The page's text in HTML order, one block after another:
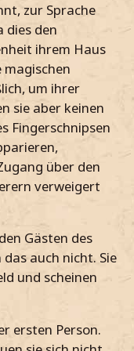
zur Sprache
dies den
ihrem Haus
um ihrer
sie aber keinen
Fingerschnipsen
über den
verweigert
Gästen des
auch nicht. Sie
und scheinen
ersten Person.